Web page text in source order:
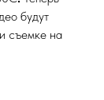
будут
съемке на